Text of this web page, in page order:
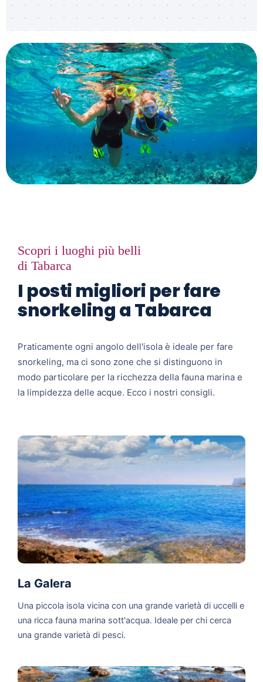
Scopri i luoghi più belli
di Tabarca
I posti migliori per fare
snorkeling a Tabarca
Praticamente ogni angolo dell'isola è ideale per fare
snorkeling, ma ci sono zone che si distinguono in
modo particolare per la ricchezza della fauna marina e
la limpidezza delle acque. Ecco i nostri consigli.
La Galera
Una piccola isola vicina con una grande varietà di uccelli e
una ricca fauna marina sott'acqua. Ideale per chi cerca
una grande varietà di pesci.